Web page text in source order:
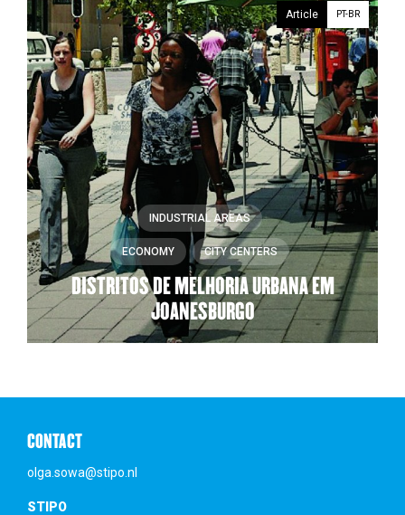
Article PT-BR
ECONOMY CITY CENTERS
INDUSTRIAL AREAS
DISTRITOS DE MELHORIA URBANA EM
JOANESBURGO
CONTACT
olga.sowa@stipo.nl
STIPO